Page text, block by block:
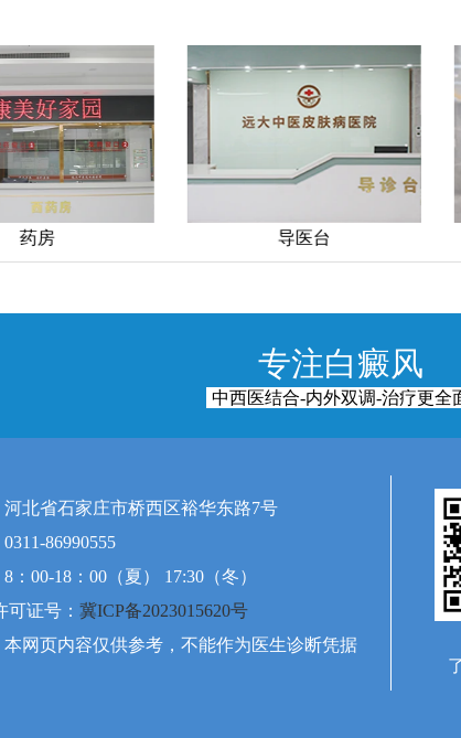
药房 导医台
专注白癜风
中西医结合-内外双调-治疗更全
河北省石家庄市桥西区裕华东路7号
86990555
：00-18：00（夏） 17:30（冬）
可证号： 冀ICP备2023015620号
网页内容仅供参考，不能作为医生诊断凭据